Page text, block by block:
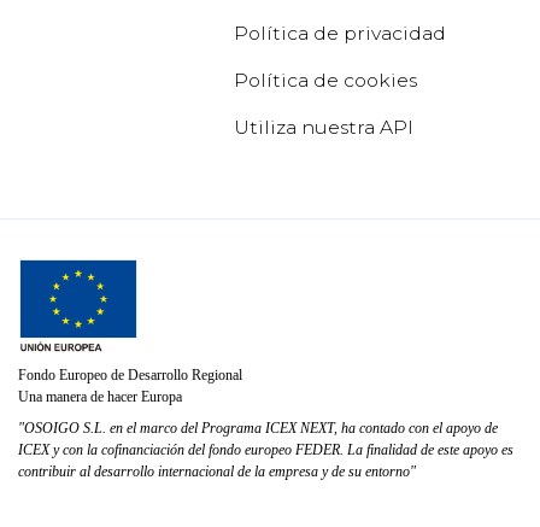
Política de privacidad
Política de cookies
Utiliza nuestra API
Fondo Europeo de Desarrollo Regional
Una manera de hacer Europa
"OSOIGO S.L. en el marco del Programa ICEX NEXT, ha contado con el apoyo de
ICEX y con la cofinanciación del fondo europeo FEDER. La finalidad de este apoyo es
contribuir al desarrollo internacional de la empresa y de su entorno"